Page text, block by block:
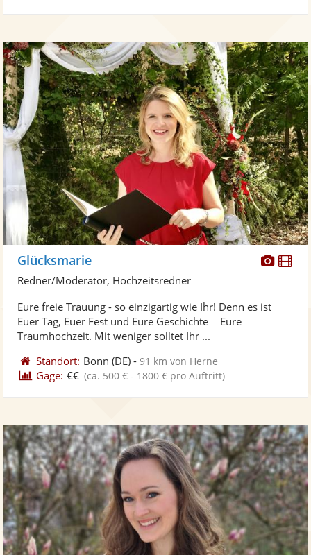
Glücksmarie
Redner/Moderator, Hochzeitsredner
Eure freie Trauung - so einzigartig wie Ihr! Denn es ist
Euer Tag, Euer Fest und Eure Geschichte = Eure
Traumhochzeit. Mit weniger solltet Ihr ...
Standort: Bonn (DE) -91 km von Herne
Gage: €€ (ca. 500 € - 1800 € pro Auftritt)